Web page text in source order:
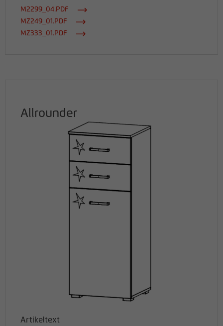
M2299_04.PDF
MZ249_01.PDF
MZ333_01.PDF
Allrounder
Artikeltext